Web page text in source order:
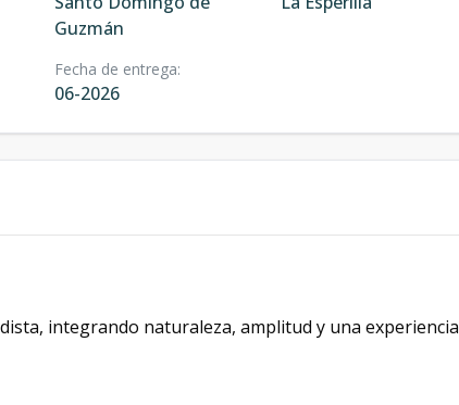
Guzmán
Fecha de entrega:
06-2026
integrando naturaleza, amplitud y una experiencia